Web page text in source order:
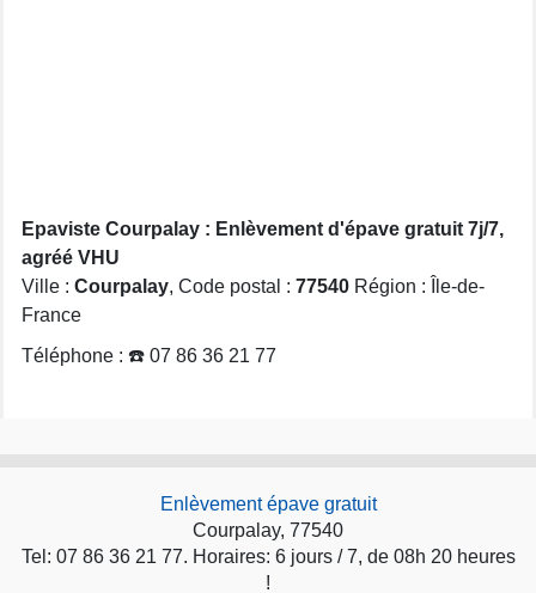
Epaviste Courpalay : Enlèvement d'épave gratuit 7j/7,
agréé VHU
Ville : Courpalay, Code postal : 77540 Région : Île-de-
France
Téléphone : ☎️ 07 86 36 21 77
Enlèvement épave gratuit
Courpalay, 77540
Tel: 07 86 36 21 77. Horaires: 6 jours / 7, de 08h 20 heures
!